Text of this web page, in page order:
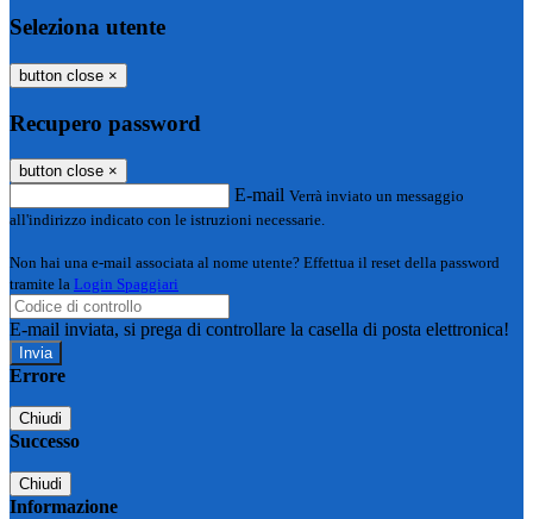
Seleziona utente
button close ×
Recupero password
button close ×
E-mail Verrà inviato un messaggio
all'indirizzo indicato con le istruzioni necessarie.
Non hai una e-mail associata al nome utente? Effettua il reset della password
tramite la Login Spaggiari
E-mail inviata, si prega di controllare la casella di posta elettronica!
Errore
Chiudi
Successo
Chiudi
Informazione